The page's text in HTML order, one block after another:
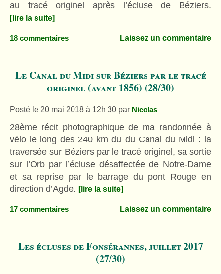
au tracé originel après l’écluse de Béziers.
[lire la suite]
18 commentaires Laissez un commentaire
Le Canal du Midi sur Béziers par le tracé
originel (avant 1856) (28/30)
Posté le 20 mai 2018 à 12h 30 par Nicolas
28ème récit photographique de ma randonnée à
vélo le long des 240 km du du Canal du Midi : la
traversée sur Béziers par le tracé originel, sa sortie
sur l’Orb par l’écluse désaffectée de Notre-Dame
et sa reprise par le barrage du pont Rouge en
direction d’Agde. [lire la suite]
17 commentaires Laissez un commentaire
Les écluses de Fonsérannes, juillet 2017
(27/30)